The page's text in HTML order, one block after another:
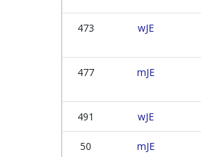
473 wJE
477 mJE
491 wJE
50 mJE